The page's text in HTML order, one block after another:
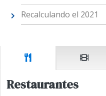
Recalculando el 2021
Restaurantes